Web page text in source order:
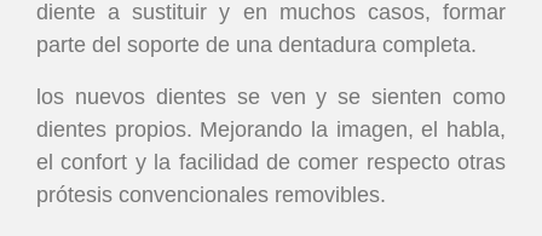
diente a sustituir y en muchos casos, formar
parte del soporte de una dentadura completa.
los nuevos dientes se ven y se sienten como
dientes propios. Mejorando la imagen, el habla,
el confort y la facilidad de comer respecto otras
prótesis convencionales removibles.